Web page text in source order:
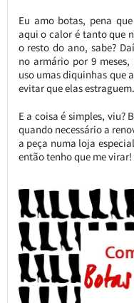
Eu amo botas, pena
aqui o calor é tanto que
o resto do ano, sabe?
no armário por 9
uso umas diquinhas que
evitar que elas estraguem.
E a coisa é simples, viu?
quando necessário a
a peça numa loja
então tenho que me virar!